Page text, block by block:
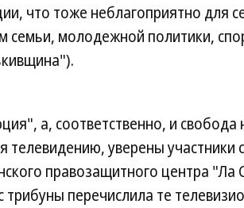
что тоже неблагоприятно для
семьи, молодежной политики,
а, соответственно, и свобода
телевидению, уверены участники
правозащитного центра "Ла
трибуны перечислила те